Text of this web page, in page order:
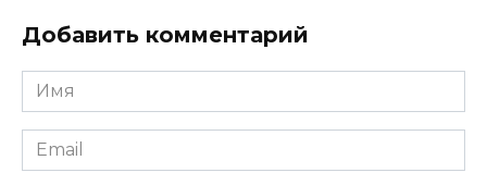
Добавить комментарий
Имя
*
Email
*